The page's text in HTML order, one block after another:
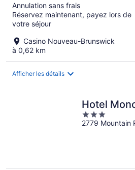
Annulation sans frais
Réservez maintenant, payez lors de
votre séjour
Casino Nouveau-Brunswick
à 0,62 km
Afficher les détails
Hotel
3
out
2779 Mountain